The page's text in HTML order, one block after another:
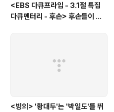
<EBS 다큐프라임 - 3.1절 특집
다큐멘터리 - 후손> 후손들이 말
<빙의> '황대두'는 '박일도'를 뛰